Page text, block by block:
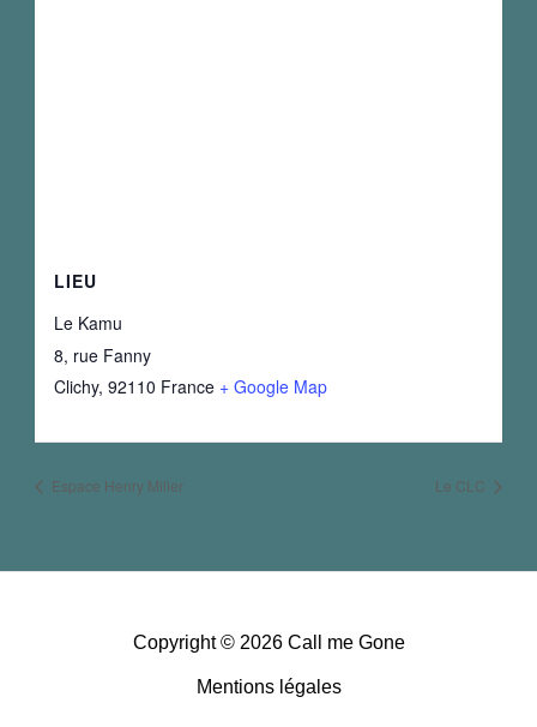
LIEU
Le Kamu
8, rue Fanny
Clichy, 92110 France + Google Map
Espace Henry Miller Le CLC
Copyright © 2026 Call me Gone
Mentions légales